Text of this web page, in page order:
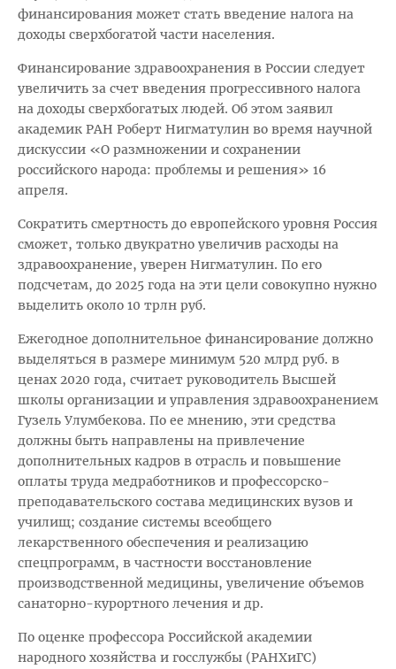
финансирования может стать введение налога на
доходы сверхбогатой части населения.
Финансирование здравоохранения в России следует
увеличить за счет введения прогрессивного налога
на доходы сверхбогатых людей. Об этом заявил
академик РАН Роберт Нигматулин во время научной
дискуссии «О размножении и сохранении
российского народа: проблемы и решения» 16
апреля.
Сократить смертность до европейского уровня Россия
сможет, только двукратно увеличив расходы на
здравоохранение, уверен Нигматулин. По его
подсчетам, до 2025 года на эти цели совокупно нужно
выделить около 10 трлн руб.
Ежегодное дополнительное финансирование должно
выделяться в размере минимум 520 млрд руб. в
ценах 2020 года, считает руководитель Высшей
школы организации и управления здравоохранением
Гузель Улумбекова. По ее мнению, эти средства
должны быть направлены на привлечение
дополнительных кадров в отрасль и повышение
оплаты труда медработников и профессорско-
преподавательского состава медицинских вузов и
училищ; создание системы всеобщего
лекарственного обеспечения и реализацию
спецпрограмм, в частности восстановление
производственной медицины, увеличение объемов
санаторно-курортного лечения и др.
По оценке профессора Российской академии
народного хозяйства и госслужбы (РАНХиГС)